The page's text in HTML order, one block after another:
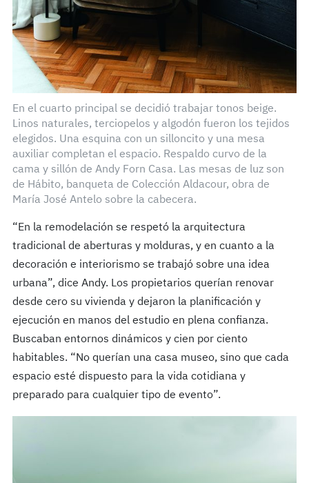
En el cuarto principal se decidió trabajar tonos beige.
Linos naturales, terciopelos y algodón fueron los tejidos
elegidos. Una esquina con un silloncito y una mesa
auxiliar completan el espacio. Respaldo curvo de la
cama y sillón de Andy Forn Casa. Las mesas de luz son
de Hábito, banqueta de Colección Aldacour, obra de
María José Antelo sobre la cabecera.
“En la remodelación se respetó la arquitectura
tradicional de aberturas y molduras, y en cuanto a la
decoración e interiorismo se trabajó sobre una idea
urbana”, dice Andy. Los propietarios querían renovar
desde cero su vivienda y dejaron la planificación y
ejecución en manos del estudio en plena confianza.
Buscaban entornos dinámicos y cien por ciento
habitables. “No querían una casa museo, sino que cada
espacio esté dispuesto para la vida cotidiana y
preparado para cualquier tipo de evento”.